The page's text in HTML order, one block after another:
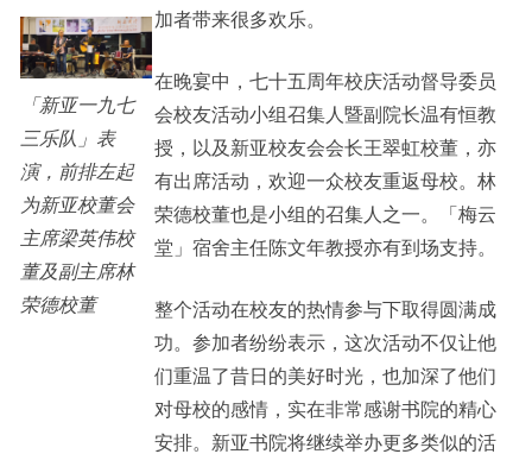
「新亚一九七
三乐队」表
演，前排左起
为新亚校董会
主席梁英伟校
董及副主席林
荣德校董
加者带来很多欢乐。
在晚宴中，七十五周年校庆活动督导委员
会校友活动小组召集人暨副院长温有恒教
授，以及新亚校友会会长王翠虹校董，亦
有出席活动，欢迎一众校友重返母校。林
荣德校董也是小组的召集人之一。「梅云
堂」宿舍主任陈文年教授亦有到场支持。
整个活动在校友的热情参与下取得圆满成
功。参加者纷纷表示，这次活动不仅让他
们重温了昔日的美好时光，也加深了他们
对母校的感情，实在非常感谢书院的精心
安排。新亚书院将继续举办更多类似的活